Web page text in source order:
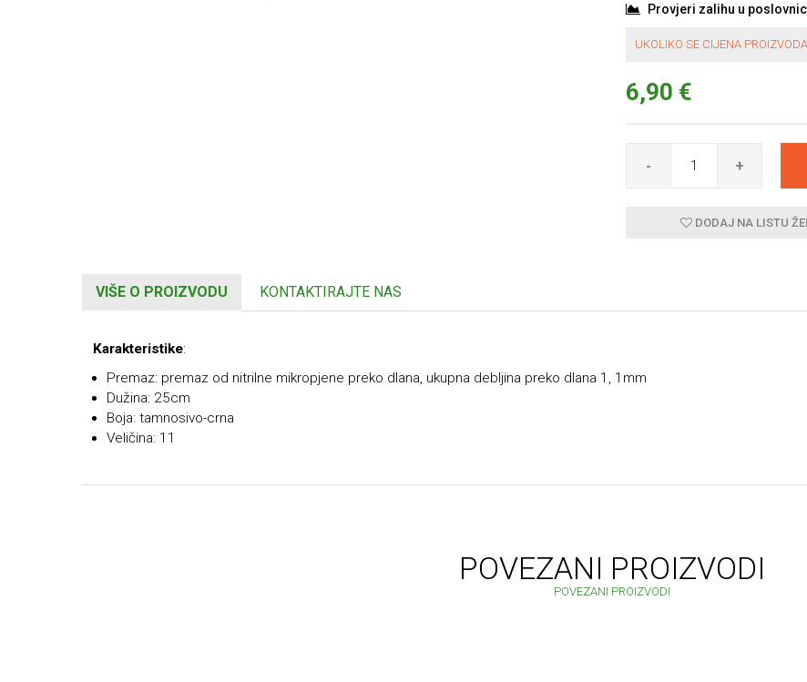
Provjeri zalihu u
UKOLIKO SE CIJENA
6,90 €
- +
DODAJ NA LISTU
VIŠE O PROIZVODU KONTAKTIRAJTE NAS
Karakteristike:
Premaz: premaz od nitrilne mikropjene preko dlana, ukupna debljina preko dlana 1, 1mm
Dužina: 25cm
Boja: tamnosivo-crna
Veličina: 11
POVEZANI PROIZVODI
POVEZANI PROIZVODI